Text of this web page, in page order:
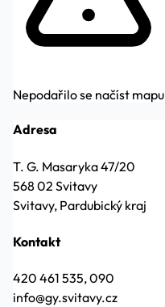
Nepodařilo se načíst mapu
Adresa
T. G. Masaryka 47/20
568 02 Svitavy
Svitavy, Pardubický kraj
Kontakt
420 461 535, 090
info@gy.svitavy.cz